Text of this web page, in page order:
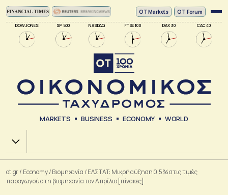
DOW JONES SP 500 NASDAQ FTSE 100 DAX 30 CAC 40
ΟΤ Markets OT Forum
MARKETS BUSINESS ECONOMY WORLD
Χ.Α.
ot.gr/ Economy/Βιομηχανία /ΕΛΣΤΑΤ: Μικρή αύξηση 0,5% στις τιμές
παραγωγού στη βιομηχανία τον Απρίλιο [πίνακες]